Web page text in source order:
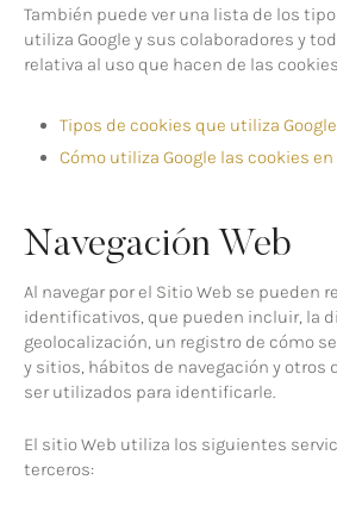
También puede ver una lista de los
utiliza Google y sus colaboradores y
relativa al uso que hacen de las
Tipos de cookies que utiliza Google
Cómo utiliza Google las cookies
Navegación Web
Al navegar por el Sitio Web se pueden
identificativos, que pueden incluir, la
geolocalización, un registro de cómo
y sitios, hábitos de navegación y otros
ser utilizados para identificarle.
El sitio Web utiliza los siguientes
terceros: